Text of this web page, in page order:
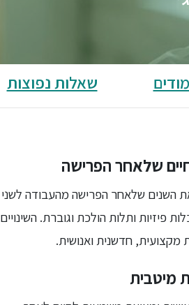
שאלות נפוצות
שלאחר הפרישה
השנים שלאחר הפרישה מהעבודה לשני
פיזיות ותלות הולכת וגוברת. השינויים
מקצועית, חדשנית ואנושית.
מיטבית